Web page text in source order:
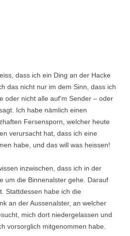
dass ich ein Ding an der Hacke
das nicht nur im dem Sinn, dass ich
oder nicht alle auf’m Sender – oder
Ich habe nämlich einen
Fersensporn, welcher heute
verursacht hat, dass ich eine
habe, und das will was heissen!
inzwischen, dass ich in der
um die Binnenalster gehe. Darauf
Stattdessen habe ich die
an der Aussenalster, an welcher
mich dort niedergelassen und
vorsorglich mitgenommen habe.